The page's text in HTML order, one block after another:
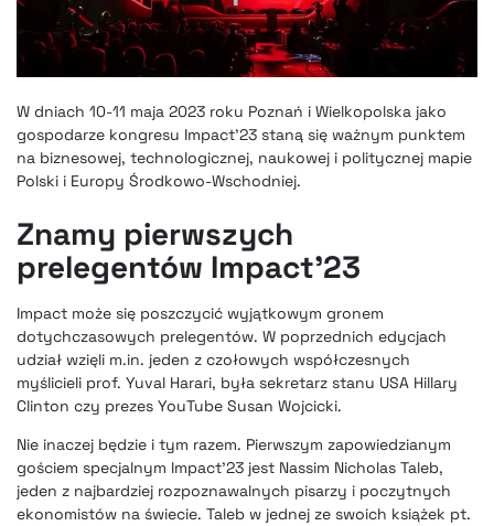
W dniach 10-11 maja 2023 roku Poznań i Wielkopolska jako
gospodarze kongresu Impact’23 staną się ważnym punktem
na biznesowej, technologicznej, naukowej i politycznej mapie
Polski i Europy Środkowo-Wschodniej.
Znamy pierwszych
prelegentów Impact’23
Impact może się poszczycić wyjątkowym gronem
dotychczasowych prelegentów. W poprzednich edycjach
udział wzięli m.in. jeden z czołowych współczesnych
myślicieli prof. Yuval Harari, była sekretarz stanu USA Hillary
Clinton czy prezes YouTube Susan Wojcicki.
Nie inaczej będzie i tym razem. Pierwszym zapowiedzianym
gościem specjalnym Impact’23 jest Nassim Nicholas Taleb,
jeden z najbardziej rozpoznawalnych pisarzy i poczytnych
ekonomistów na świecie. Taleb w jednej ze swoich książek pt.